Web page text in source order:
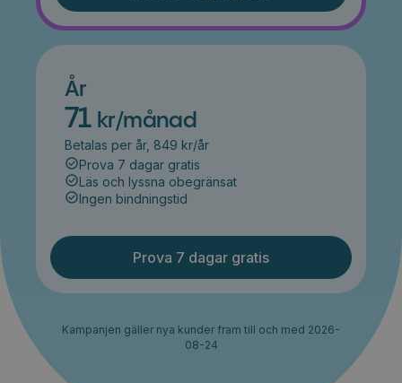
År
71 kr/månad
Betalas per år, 849 kr/år
Prova 7 dagar gratis
Läs och lyssna obegränsat
Ingen bindningstid
Prova 7 dagar gratis
Kampanjen gäller nya kunder fram till och med 2026-
08-24